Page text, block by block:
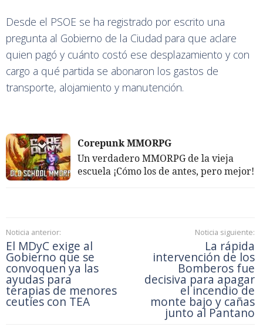
Desde el PSOE se ha registrado por escrito una
pregunta al Gobierno de la Ciudad para que aclare
quien pagó y cuánto costó ese desplazamiento y con
cargo a qué partida se abonaron los gastos de
transporte, alojamiento y manutención.
Corepunk MMORPG
Un verdadero MMORPG de la vieja
escuela ¡Cómo los de antes, pero mejor!
Noticia anterior:
El MDyC exige al
Gobierno que se
convoquen ya las
ayudas para
terapias de menores
ceutíes con TEA
Noticia siguiente:
La rápida
intervención de los
Bomberos fue
decisiva para apagar
el incendio de
monte bajo y cañas
junto al Pantano